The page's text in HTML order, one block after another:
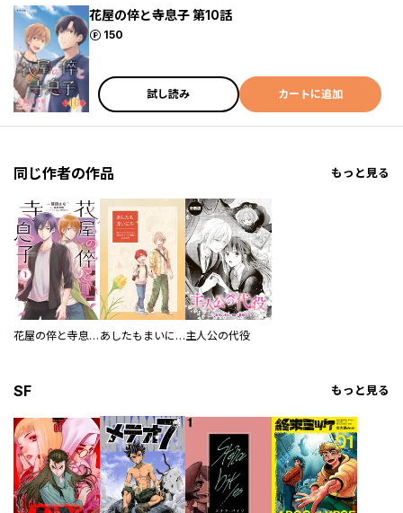
花屋の倅と寺息子 第10話
150
ポイント
試し読み カートに追加
同じ作者の作品 もっと見る
花屋の倅と寺息子【特典付き】 あしたもまいにち主人公の代役
SF もっと見る